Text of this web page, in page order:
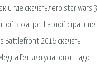
и где скачать лего star wars 3
в жанре. На этой странице
Battlefront 2016 скачать
Гет. для установки надо